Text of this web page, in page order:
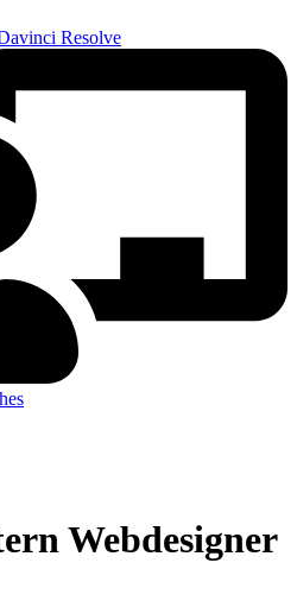
Resolve
Webdesigner